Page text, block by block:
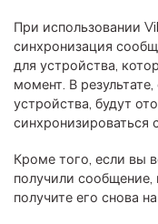
При использовании
синхронизация
для устройства,
момент. В
устройства, будут
синхронизироваться
Кроме того, если вы
получили сообщение,
получите его снова